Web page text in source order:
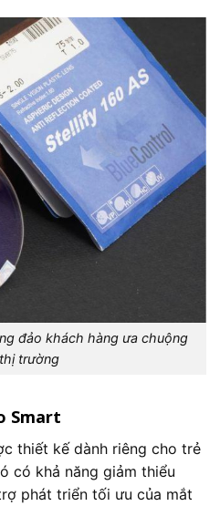
đảo khách hàng ưa chuộng
trường
Smart
thiết kế dành riêng cho trẻ
có khả năng giảm thiểu
phát triển tối ưu của mắt